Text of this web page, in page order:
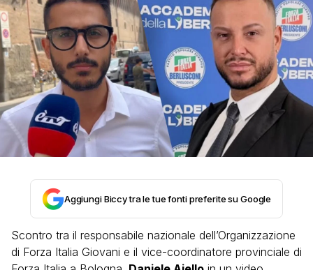
Aggiungi Biccy tra le tue fonti preferite su Google
Scontro tra il responsabile nazionale dell’Organizzazione
di Forza Italia Giovani e il vice-coordinatore provinciale di